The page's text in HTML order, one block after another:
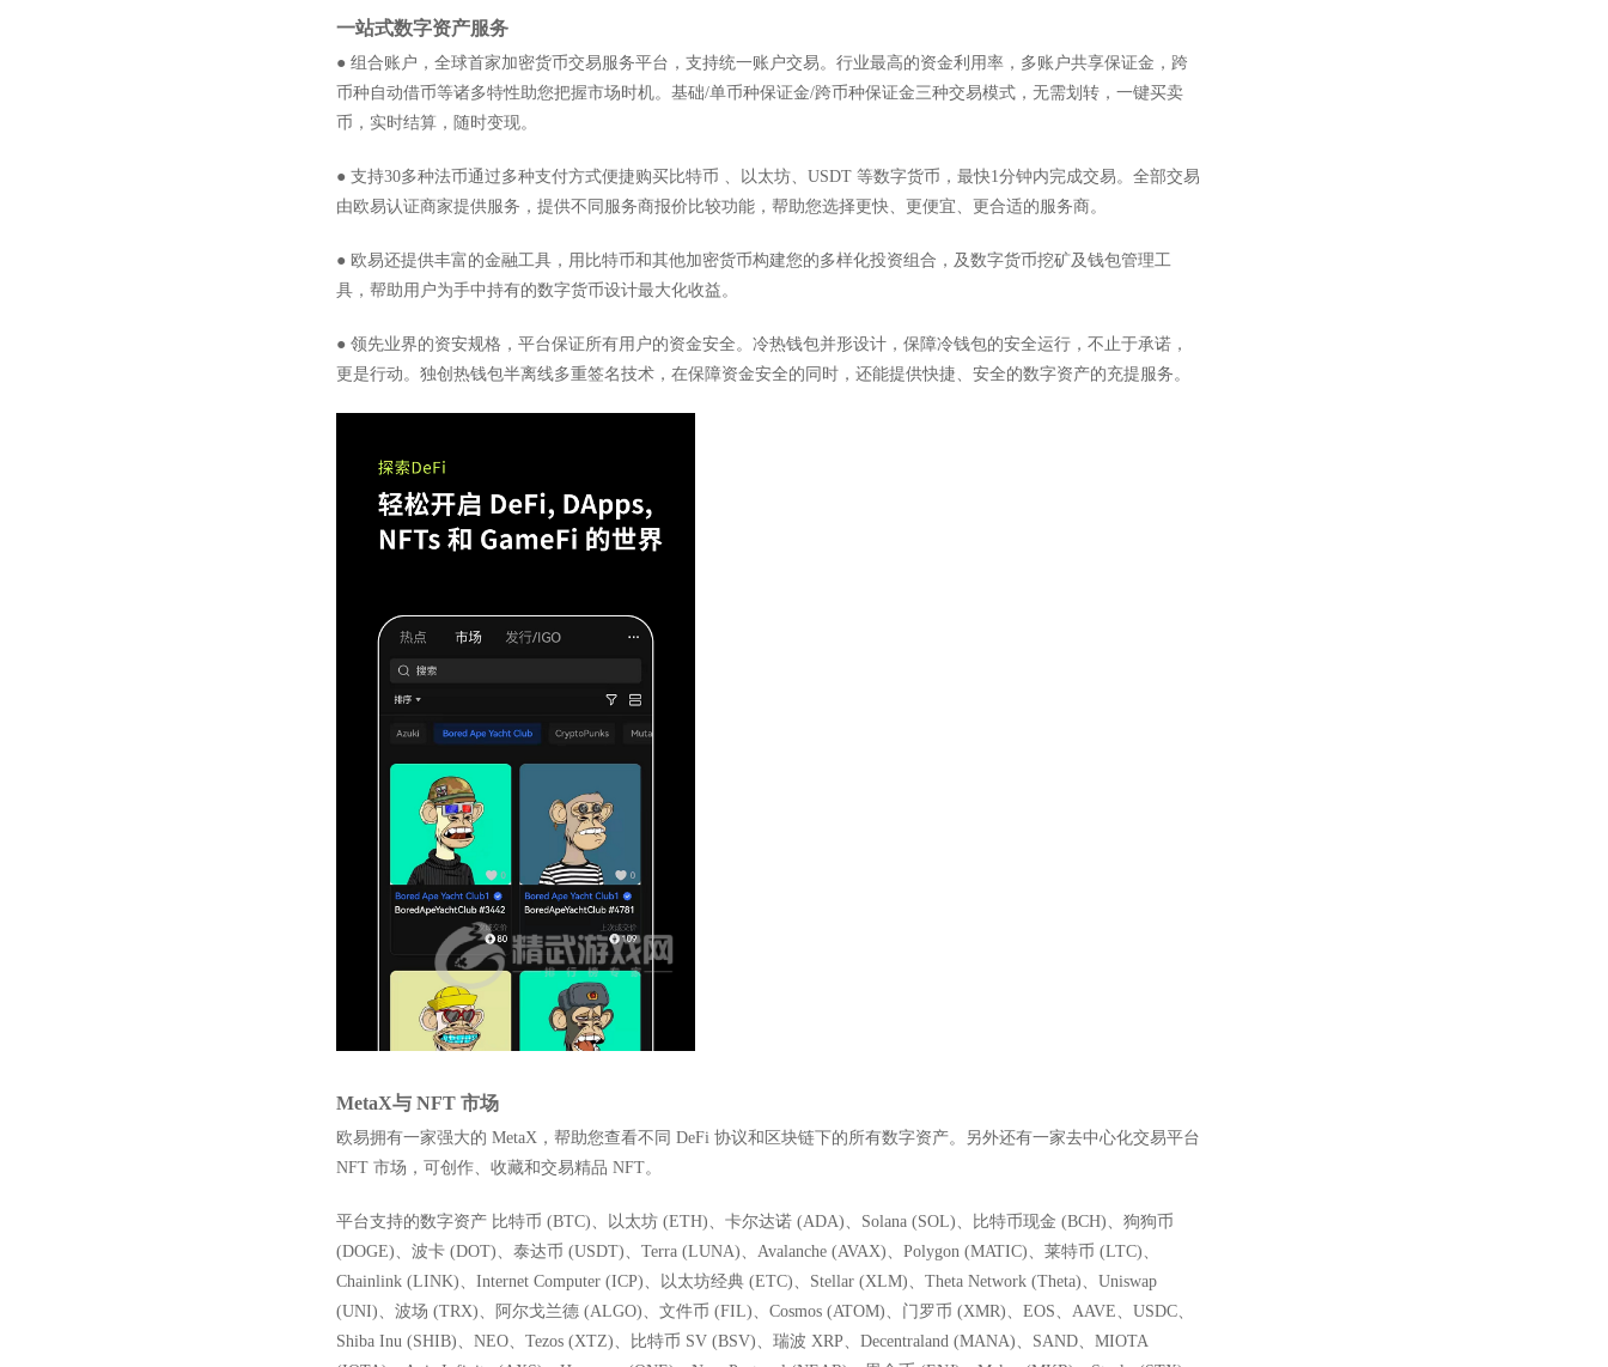
一站式数字资产服务
● 组合账户，全球首家加密货币交易服务平台，支持统一账户交易。行业最高的资金利用率，多账户共享保证金，跨
币种自动借币等诸多特性助您把握市场时机。基础/单币种保证金/跨币种保证金三种交易模式，无需划转，一键买卖
币，实时结算，随时变现。
● 支持30多种法币通过多种支付方式便捷购买比特币 、以太坊、USDT 等数字货币，最快1分钟内完成交易。全部交易
由欧易认证商家提供服务，提供不同服务商报价比较功能，帮助您选择更快、更便宜、更合适的服务商。
● 欧易还提供丰富的金融工具，用比特币和其他加密货币构建您的多样化投资组合，及数字货币挖矿及钱包管理工
具，帮助用户为手中持有的数字货币设计最大化收益。
● 领先业界的资安规格，平台保证所有用户的资金安全。冷热钱包并形设计，保障冷钱包的安全运行，不止于承诺，
更是行动。独创热钱包半离线多重签名技术，在保障资金安全的同时，还能提供快捷、安全的数字资产的充提服务。
MetaX与 NFT 市场
欧易拥有一家强大的 MetaX，帮助您查看不同 DeFi 协议和区块链下的所有数字资产。另外还有一家去中心化交易平台
NFT 市场，可创作、收藏和交易精品 NFT。
平台支持的数字资产 比特币 (BTC)、以太坊 (ETH)、卡尔达诺 (ADA)、Solana (SOL)、比特币现金 (BCH)、狗狗币
(DOGE)、波卡 (DOT)、泰达币 (USDT)、Terra (LUNA)、Avalanche (AVAX)、Polygon (MATIC)、莱特币 (LTC)、
Chainlink (LINK)、Internet Computer (ICP)、以太坊经典 (ETC)、Stellar (XLM)、Theta Network (Theta)、Uniswap
(UNI)、波场 (TRX)、阿尔戈兰德 (ALGO)、文件币 (FIL)、Cosmos (ATOM)、门罗币 (XMR)、EOS、AAVE、USDC、
Shiba Inu (SHIB)、NEO、Tezos (XTZ)、比特币 SV (BSV)、瑞波 XRP、Decentraland (MANA)、SAND、MIOTA